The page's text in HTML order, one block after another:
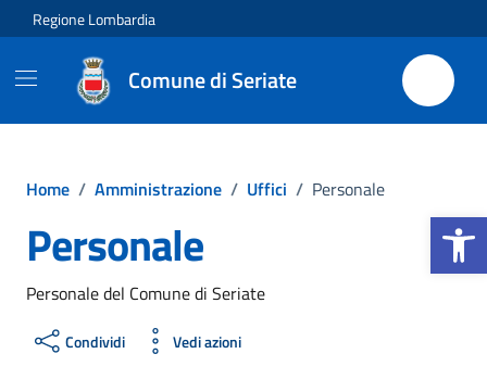
Apri la
Vai ai contenuti
Vai al footer
Regione Lombardia
Comune di Seriate
Home / Amministrazione / Uffici / Personale
Personale
Personale del Comune di Seriate
Condividi Vedi azioni